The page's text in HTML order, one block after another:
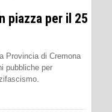
piazza per il 25
Provincia di Cremona
pubbliche per